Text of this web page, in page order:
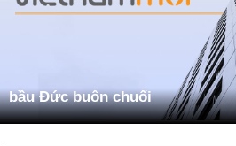
bầu Đức buôn chuối